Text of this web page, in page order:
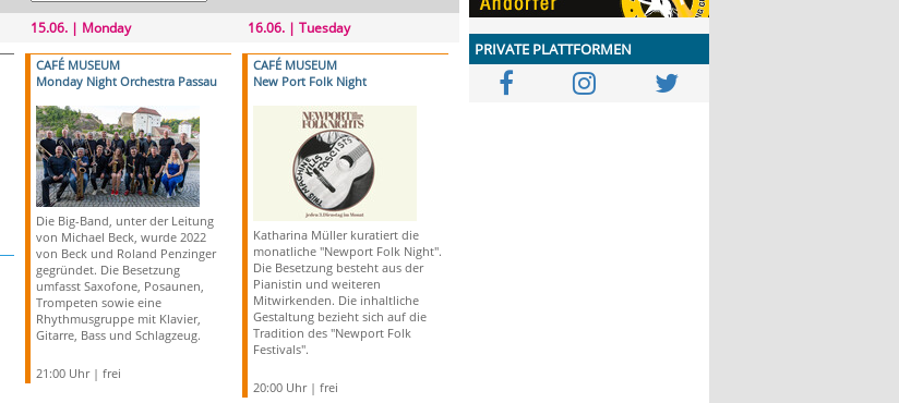
15.06. | Monday
CAFÉ MUSEUM
Monday Night Orchestra Passau
Die Big-Band, unter der Leitung
von Michael Beck, wurde 2022
von Beck und Roland Penzinger
gegründet. Die Besetzung
umfasst Saxofone, Posaunen,
Trompeten sowie eine
Rhythmusgruppe mit Klavier,
Gitarre, Bass und Schlagzeug.
21:00 Uhr | frei
16.06. | Tuesday
CAFÉ MUSEUM
New Port Folk Night
Katharina Müller kuratiert die
monatliche "Newport Folk Night".
Die Besetzung besteht aus der
Pianistin und weiteren
Mitwirkenden. Die inhaltliche
Gestaltung bezieht sich auf die
Tradition des "Newport Folk
Festivals".
20:00 Uhr | frei
PRIVATE PLATTFORMEN